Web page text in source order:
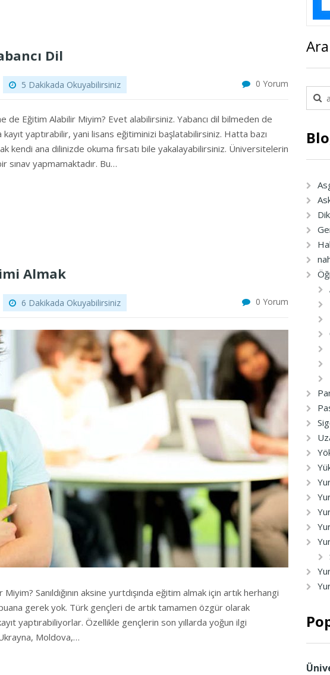
Dil
5 Dakikada Okuyabilirsiniz 0 Yorum
de Eğitim Alabilir Miyim? Evet alabilirsiniz. Yabancı dil bilmeden de
kayıt yaptırabilir, yani lisans eğitiminizi başlatabilirsiniz. Hatta bazı
kendi ana dilinizde okuma fırsatı bile yakalayabilirsiniz. Üniversitelerin
sınav yapmamaktadır. Bu…
Almak
6 Dakikada Okuyabilirsiniz 0 Yorum
Sanıldığının aksine yurtdışında eğitim almak için artık herhangi
gerek yok. Türk gençleri de artık tamamen özgür olarak
yaptırabiliyorlar. Özellikle gençlerin son yıllarda yoğun ilgi
Moldova,…
Ara